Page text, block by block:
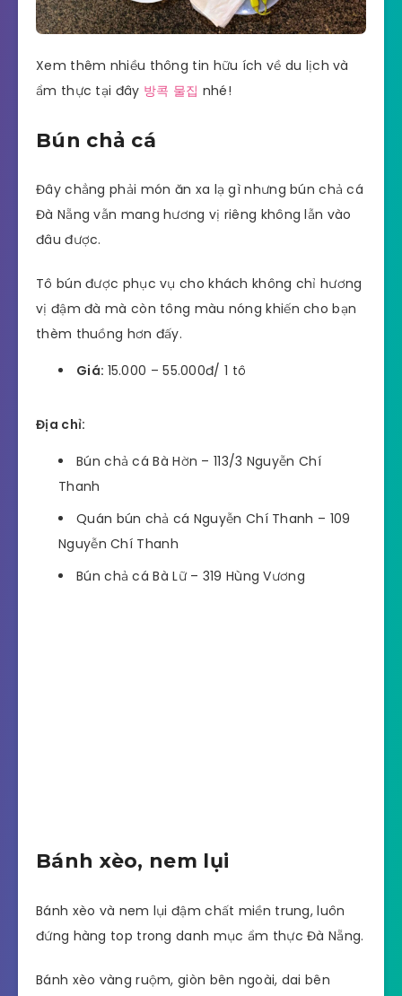
Xem thêm nhiều thông tin hữu ích về du lịch và
ẩm thực tại đây 방콕 물집 nhé!
Bún chả cá
Đây chẳng phải món ăn xa lạ gì nhưng bún chả cá
Đà Nẵng vẫn mang hương vị riêng không lẫn vào
đâu được.
Tô bún được phục vụ cho khách không chỉ hương
vị đậm đà mà còn tông màu nóng khiến cho bạn
thèm thuồng hơn đấy.
Giá: 15.000 – 55.000đ/ 1 tô
Địa chỉ:
Bún chả cá Bà Hờn – 113/3 Nguyễn Chí
Thanh
Quán bún chả cá Nguyễn Chí Thanh – 109
Nguyễn Chí Thanh
Bún chả cá Bà Lữ – 319 Hùng Vương
Bánh xèo, nem lụi
Bánh xèo và nem lụi đậm chất miền trung, luôn
đứng hàng top trong danh mục ẩm thực Đà Nẵng.
Bánh xèo vàng ruộm, giòn bên ngoài, dai bên